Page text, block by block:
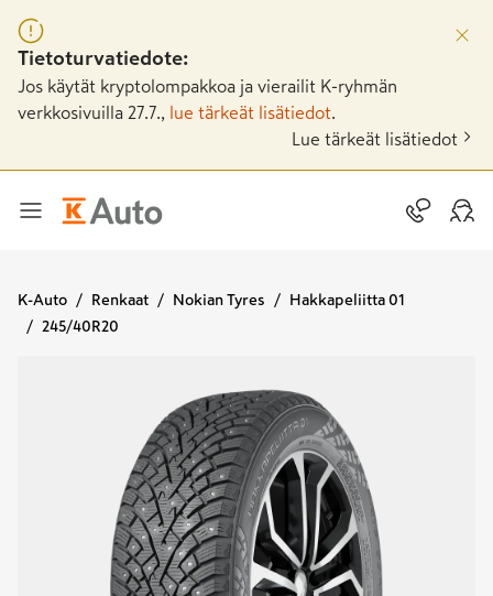
Tietoturvatiedote:
Jos käytät kryptolompakkoa ja vierailit K-ryhmän
verkkosivuilla 27.7.,
lue tärkeät lisätiedot
Lue tärkeät lisätiedot
K-Auto Renkaat Nokian Tyres
Hakkapeliitta 01
245/40R20